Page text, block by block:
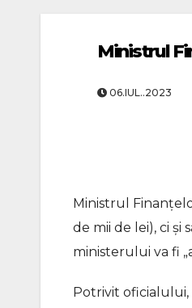
Ministrul
06.IUL..2023
Ministrul
de mii de lei), ci și
ministerului va fi
Potrivit oficialului,